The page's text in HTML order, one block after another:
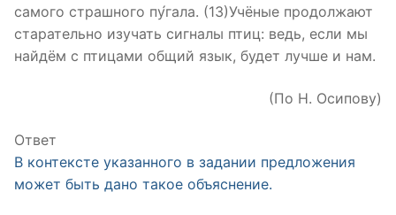
самого страшного пу́гала. (13)Учёные продолжают
старательно изучать сигналы птиц: ведь, если мы
найдём с птицами общий язык, будет лучше и нам.
(По Н. Осипову)
Ответ
В контексте указанного в задании предложения
может быть дано такое объяснение.